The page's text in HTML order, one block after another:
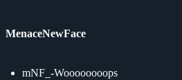
MenaceNewFace
mNF_-Woooooooops